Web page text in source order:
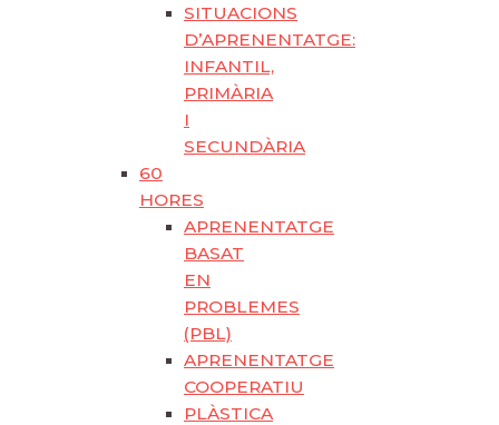
SITUACIONS
D’APRENENTATGE:
INFANTIL,
PRIMÀRIA
I
SECUNDÀRIA
60
HORES
APRENENTATGE
BASAT
EN
PROBLEMES
(PBL)
APRENENTATGE
COOPERATIU
PLÀSTICA